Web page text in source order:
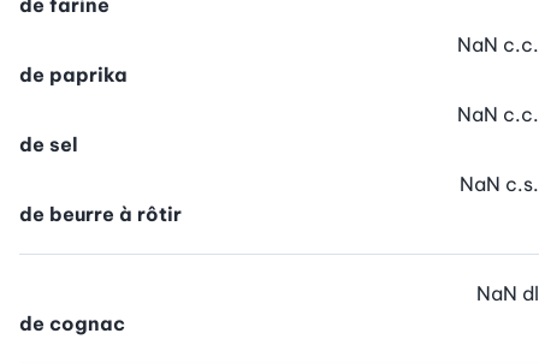
de farine
de paprika
NaN c.c.
de sel
NaN c.c.
de beurre à rôtir
NaN c.s.
de cognac
NaN dl